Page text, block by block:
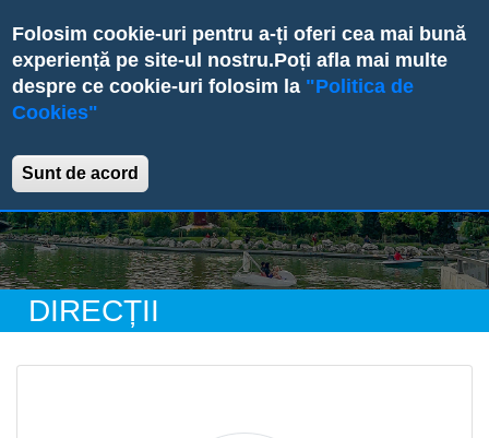
Folosim cookie-uri pentru a-ți oferi cea mai bună
experiență pe site-ul nostru.Poți afla mai multe
despre ce cookie-uri folosim la "Politica de
Cookies"
Sunt de acord
to
main
content
Primăria Sectorului 6
DIRECȚII